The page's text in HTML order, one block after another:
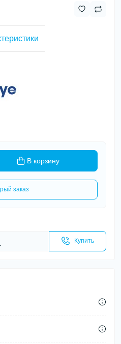
В корзину
заказ
Купить